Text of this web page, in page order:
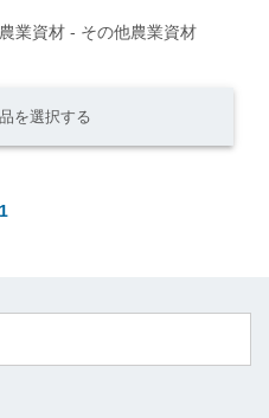
業資材 - その他農業資材
を選択する
1